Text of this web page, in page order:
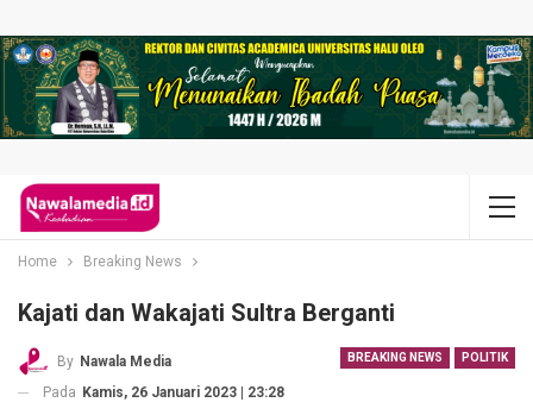
Home Breaking News
Kajati dan Wakajati Sultra Berganti
BREAKING NEWS POLITIK
By Nawala Media
Pada Kamis, 26 Januari 2023 | 23:28